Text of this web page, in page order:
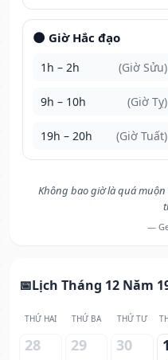
🌑 Giờ Hắc đạo
1h – 2h (Giờ Sửu)
9h – 10h (Giờ Tỵ)
19h – 20h (Giờ Tuất)
Không bao giờ là quá
—
Lịch Tháng 12 Năm
THỨ HAI THỨ BA THỨ TƯ
28 29 30 1